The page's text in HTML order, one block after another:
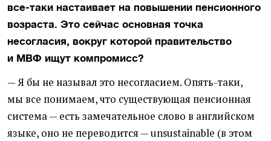
все-таки настаивает на повышении пенсионного
возраста. Это сейчас основная точка
несогласия, вокруг которой правительство
и МВФ ищут компромисс?
— Я бы не называл это несогласием. Опять-таки,
мы все понимаем, что существующая пенсионная
система — есть замечательное слово в английском
языке, оно не переводится — unsustainable (в этом